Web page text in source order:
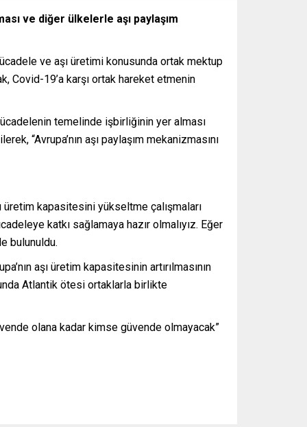
ve diğer ülkelerle aşı paylaşım
ve aşı üretimi konusunda ortak mektup
Covid-19’a karşı ortak hareket etmenin
temelinde işbirliğinin yer alması
“Avrupa’nın aşı paylaşım mekanizmasını
üretim kapasitesini yükseltme çalışmaları
katkı sağlamaya hazır olmalıyız. Eğer
bulunuldu.
aşı üretim kapasitesinin artırılmasının
Atlantik ötesi ortaklarla birlikte
olana kadar kimse güvende olmayacak”